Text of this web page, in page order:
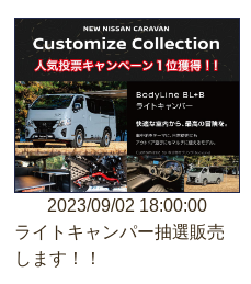
2023/09/02 18:00:00
ライトキャンパー抽選販売
します！！